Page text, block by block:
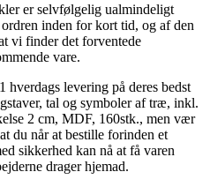
er selvfølgelig ualmindeligt
inden for kort tid, og af den
vi finder det forventede
vare.
hverdags levering på deres bedst
tal og symboler af træ, inkl.
2 cm, MDF, 160stk., men vær
du når at bestille forinden et
sikkerhed kan nå at få varen
drager hjemad.